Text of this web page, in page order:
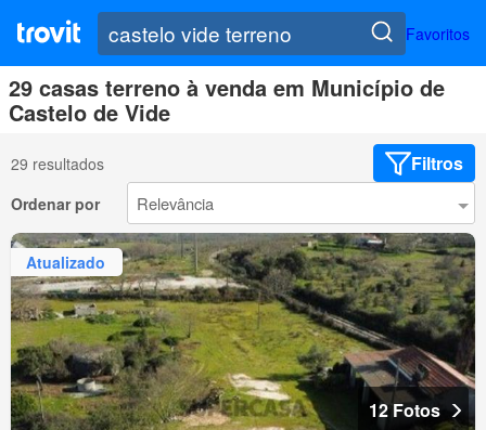
Favoritos
29 casas terreno à venda em Município de
Castelo de Vide
29 resultados Filtros
Ordenar por
Atualizado
12 Fotos